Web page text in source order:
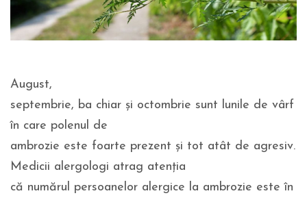
August,
septembrie, ba chiar și octombrie sunt lunile de vârf
în care polenul de
ambrozie este foarte prezent și tot atât de agresiv.
Medicii alergologi atrag atenția
că numărul persoanelor alergice la ambrozie este în